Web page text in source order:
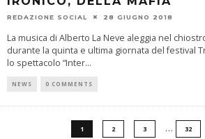
REDAZIONE SOCIAL 28 GIUGNO 2018
La musica di Alberto La Neve aleggia nel
durante la quinta e ultima giornata del festival
lo spettacolo “Inter...
NEWS 0 COMMENTS
1 2 3 … 32